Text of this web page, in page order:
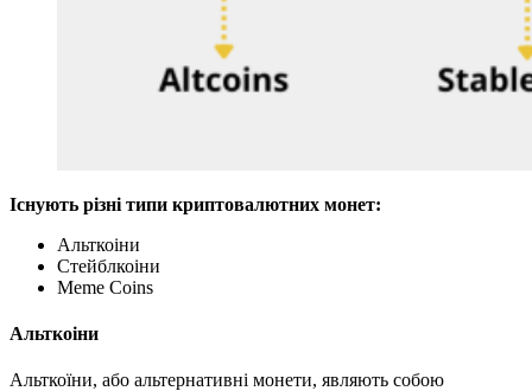
Існують різні типи криптовалютних монет:
Альткоіни
Стейблкоіни
Meme Coins
Альткоіни
Альткоїни, або альтернативні монети, являють собою